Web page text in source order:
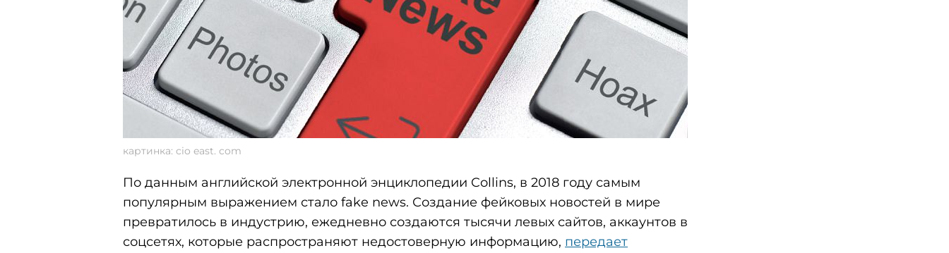
картинка: cio east. com
По данным английской электронной энциклопедии Collins, в 2018 году самым
популярным выражением стало fake news. Создание фейковых новостей в мире
превратилось в индустрию, ежедневно создаются тысячи левых сайтов, аккаунтов в
соцсетях, которые распространяют недостоверную информацию, передает